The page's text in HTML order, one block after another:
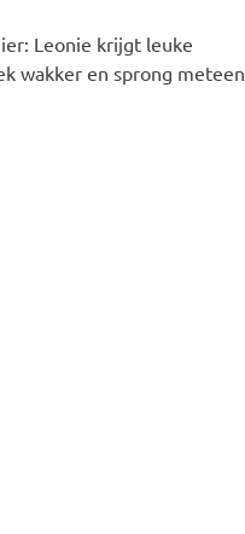
Leonie krijgt leuke
wakker en sprong meteen